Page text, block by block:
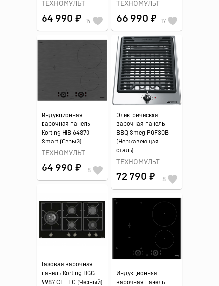
ТЕХНОМУЛЬТ
64 990 ₽ 14
ТЕХНОМУЛЬТ
66 990 ₽ 17
Индукционная
варочная панель
Korting HIB 64870
Smart (Серый)
ТЕХНОМУЛЬТ
64 990 ₽ 8
Электрическая
варочная панель
BBQ Smeg PGF30B
(Нержавеющая
сталь)
ТЕХНОМУЛЬТ
72 790 ₽ 8
Газовая варочная
панель Korting HGG
9987 CT FLC (Черный)
Индукционная
варочная панель